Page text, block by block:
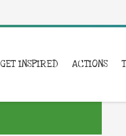
GET INSPIRED ACTIONS